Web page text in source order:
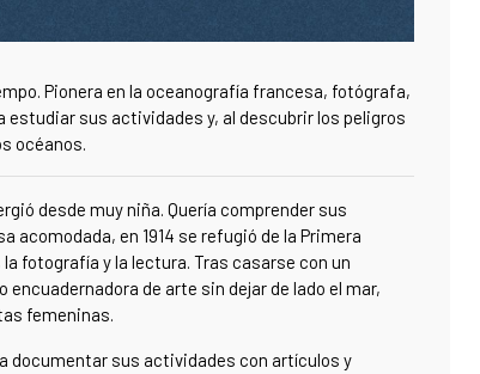
Pionera en la oceanografía francesa, fotógrafa,
sus actividades y, al descubrir los peligros
océanos.
desde muy niña. Quería comprender sus
acomodada, en 1914 se refugió de la Primera
la fotografía y la lectura. Tras casarse con un
de arte sin dejar de lado el mar,
femeninas.
documentar sus actividades con artículos y